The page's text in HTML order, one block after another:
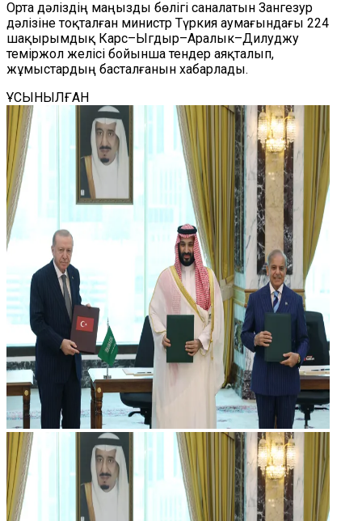
Орта дәліздің маңызды бөлігі саналатын Зангезур
дәлізіне тоқталған министр Түркия аумағындағы 224
шақырымдық Карс–Ыгдыр–Аралык–Дилуджу
теміржол желісі бойынша тендер аяқталып,
жұмыстардың басталғанын хабарлады.
ҰСЫНЫЛҒАН